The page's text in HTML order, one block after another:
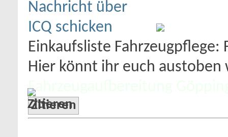
Einkaufsliste
Hier könnt ihr euch
Fahrzeugaufbereitung
Zitieren